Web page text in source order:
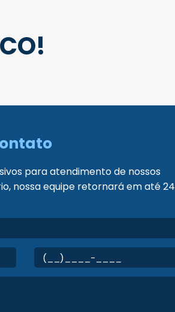
para atendimento de nossos
nossa equipe retornará em até 24